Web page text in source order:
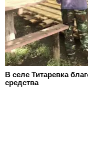
В селе Титаревка
средства